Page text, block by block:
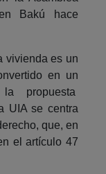
Bakú hace
vivienda es un
en un
propuesta
UIA se centra
que, en
el artículo 47